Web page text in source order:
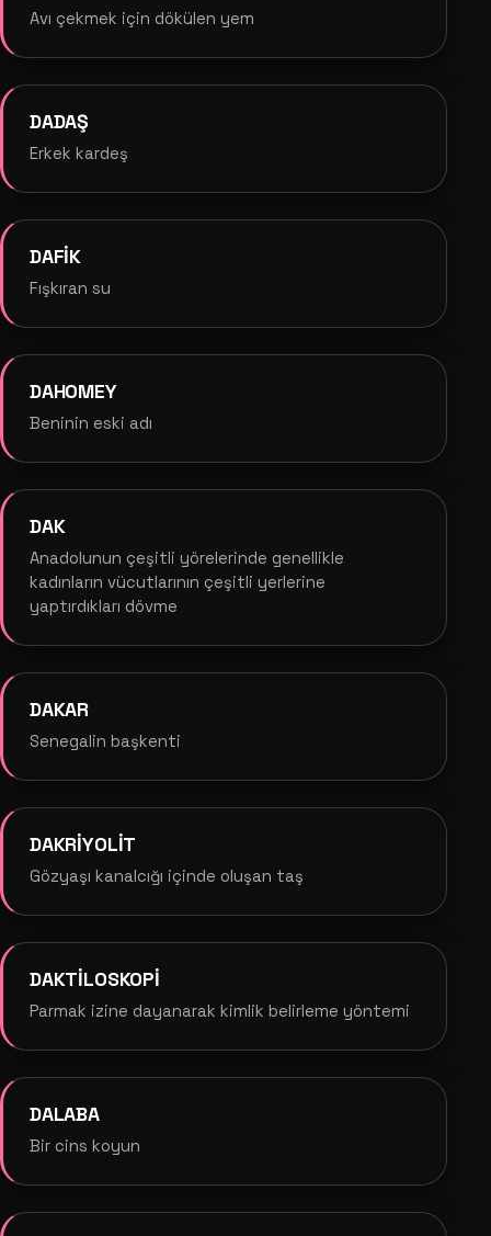
Avı çekmek için dökülen yem
DADAŞ
Erkek kardeş
DAFİK
Fışkıran su
DAHOMEY
Beninin eski adı
DAK
Anadolunun çeşitli yörelerinde genellikle
kadınların vücutlarının çeşitli yerlerine
yaptırdıkları dövme
DAKAR
Senegalin başkenti
DAKRİYOLİT
Gözyaşı kanalcığı içinde oluşan taş
DAKTİLOSKOPİ
Parmak izine dayanarak kimlik belirleme yöntemi
DALABA
Bir cins koyun